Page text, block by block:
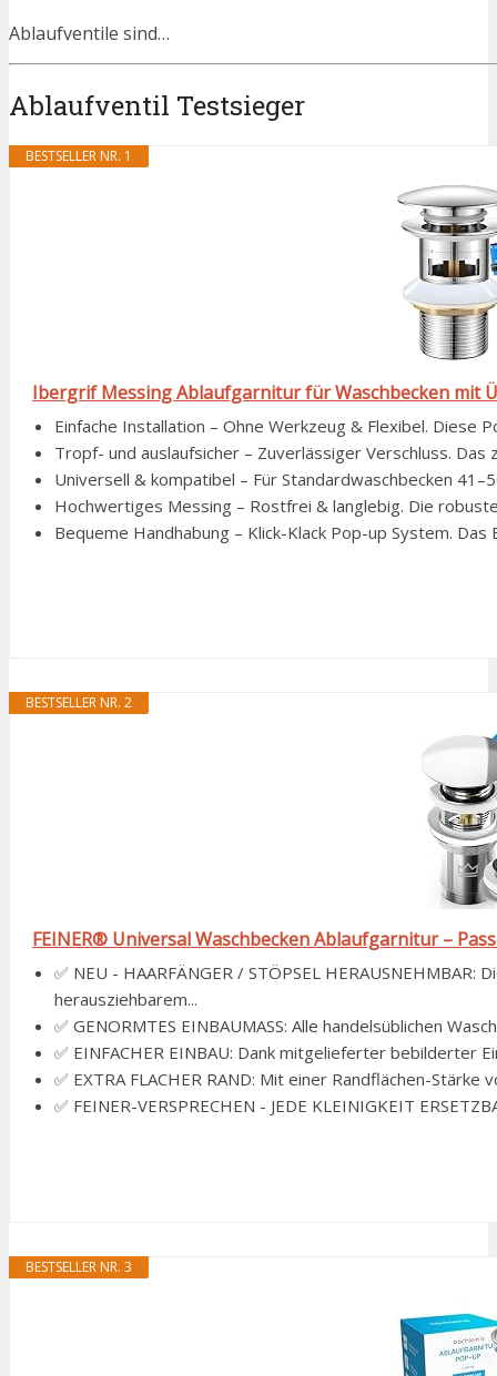
Ablaufventile sind…
Ablaufventil Testsieger
BESTSELLER NR. 1
Ibergrif Messing Ablaufgarnitur für Waschbecken mit
Einfache Installation – Ohne Werkzeug & Flexibel. Diese
Tropf- und auslaufsicher – Zuverlässiger Verschluss. Das
Universell & kompatibel – Für Standardwaschbecken
Hochwertiges Messing – Rostfrei & langlebig. Die
Bequeme Handhabung – Klick-Klack Pop-up System.
BESTSELLER NR. 2
FEINER® Universal Waschbecken Ablaufgarnitur –
✅ NEU - HAARFÄNGER / STÖPSEL
herausziehbarem...
✅ GENORMTES EINBAUMASS: Alle handelsüblichen
✅ EINFACHER EINBAU: Dank mitgelieferter bebilderter
✅ EXTRA FLACHER RAND: Mit einer Randflächen-
✅ FEINER-VERSPRECHEN - JEDE KLEINIGKEIT
BESTSELLER NR. 3